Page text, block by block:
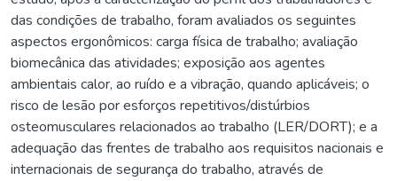
das condições de trabalho, foram avaliados os seguintes
aspectos ergonômicos: carga física de trabalho; avaliação
biomecânica das atividades; exposição aos agentes
ambientais calor, ao ruído e a vibração, quando aplicáveis; o
risco de lesão por esforços repetitivos/distúrbios
osteomusculares relacionados ao trabalho (LER/DORT); e a
adequação das frentes de trabalho aos requisitos nacionais e
internacionais de segurança do trabalho, através de